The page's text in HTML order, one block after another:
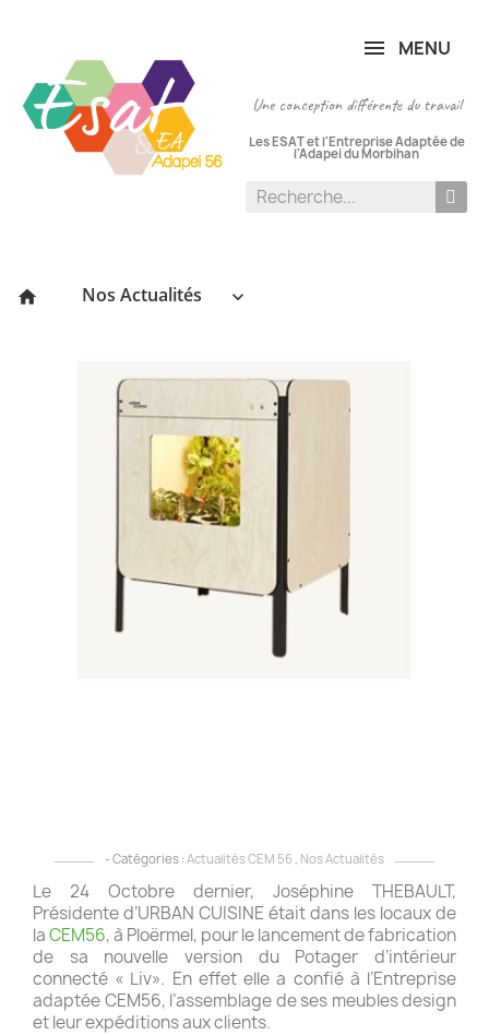
MENU
Une conception différente du travail
Les ESAT et l'Entreprise Adaptée de
l'Adapei du Morbihan
home Nos Actualités keyboard_arrow_down
- Catégories :Actualités CEM 56, Nos Actualités
Le 24 Octobre dernier, Joséphine THEBAULT,
Présidente d’URBAN CUISINE était dans les locaux de
laCEM56, à Ploërmel, pour le lancement de fabrication
de sa nouvelle version du Potager d’intérieur
connecté « Liv». En effet elle a confié à l’Entreprise
adaptée CEM56, l’assemblage de ses meubles design
et leur expéditions aux clients.